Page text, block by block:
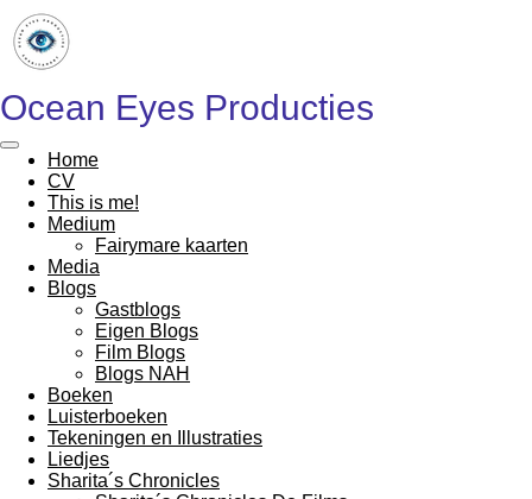
Ga
direct
naar
hoofdinhoud
Ocean Eyes Producties
Home
CV
This is me!
Medium
Fairymare kaarten
Media
Blogs
Gastblogs
Eigen Blogs
Film Blogs
Blogs NAH
Boeken
Luisterboeken
Tekeningen en Illustraties
Liedjes
Sharita´s Chronicles